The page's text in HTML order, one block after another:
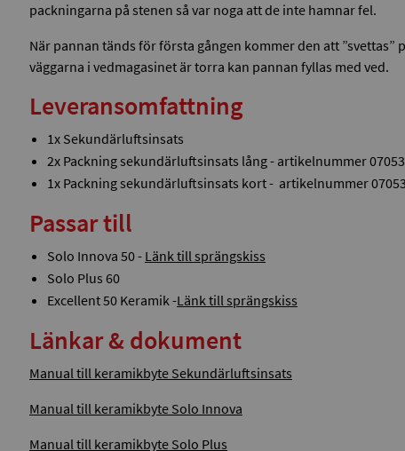
packningarna på stenen så var noga att de inte hamnar fel.
När pannan tänds för första gången kommer den att
väggarna i vedmagasinet är torra kan pannan fyllas med ved.
Leveransomfattning
1x Sekundärluftsinsats
2x Packning sekundärluftsinsats lång - artikelnummer
1x Packning sekundärluftsinsats kort - artikelnummer
Passar till
Solo Innova 50 - Länk till sprängskiss
Solo Plus 60
Excellent 50 Keramik -Länk till sprängskiss
Länkar & dokument
Manual till keramikbyte Sekundärluftsinsats
Manual till keramikbyte Solo Innova
Manual till keramikbyte Solo Plus